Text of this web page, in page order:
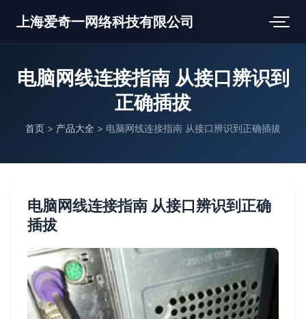
上海爱奇一网络科技有限公司
电脑网线连接指南 从接口辨识到
正确插拔
首页 > 产品大全 > 电脑网线连接指南 从接口辨识到正确插拔
电脑网线连接指南 从接口辨识到正确
插拔